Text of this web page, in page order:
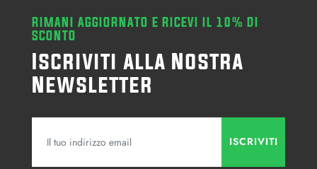
RIMANI AGGIORNATO E RICEVI IL 10% DI
SCONTO
Iscriviti alla Nostra
Newsletter